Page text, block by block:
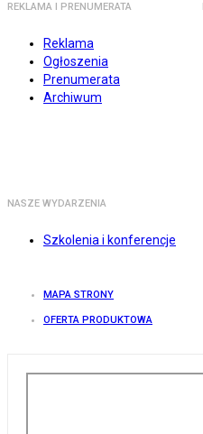
REKLAMA I PRENUMERATA
Reklama
Ogłoszenia
Prenumerata
Archiwum
NASZE WYDARZENIA
Szkolenia i konferencje
MAPA STRONY
OFERTA PRODUKTOWA